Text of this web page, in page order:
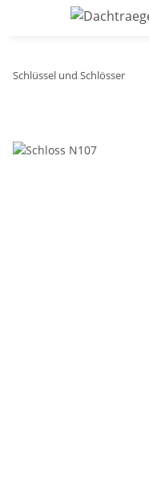
Schlüssel und Schlösser